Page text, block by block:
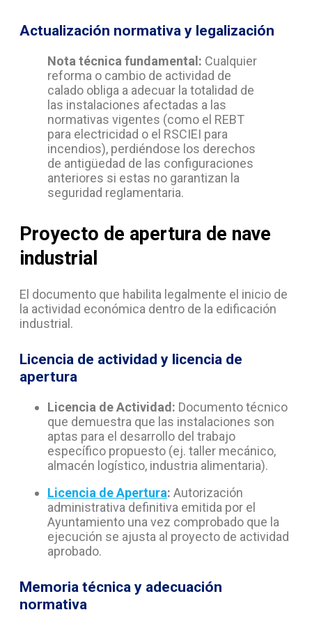
Actualización normativa y legalización
Nota técnica fundamental: Cualquier
reforma o cambio de actividad de
calado obliga a adecuar la totalidad de
las instalaciones afectadas a las
normativas vigentes (como el REBT
para electricidad o el RSCIEI para
incendios), perdiéndose los derechos
de antigüedad de las configuraciones
anteriores si estas no garantizan la
seguridad reglamentaria.
Proyecto de apertura de nave
industrial
El documento que habilita legalmente el inicio de
la actividad económica dentro de la edificación
industrial.
Licencia de actividad y licencia de
apertura
Licencia de Actividad: Documento técnico
que demuestra que las instalaciones son
aptas para el desarrollo del trabajo
específico propuesto (ej. taller mecánico,
almacén logístico, industria alimentaria).
Licencia de Apertura: Autorización
administrativa definitiva emitida por el
Ayuntamiento una vez comprobado que la
ejecución se ajusta al proyecto de actividad
aprobado.
Memoria técnica y adecuación
normativa